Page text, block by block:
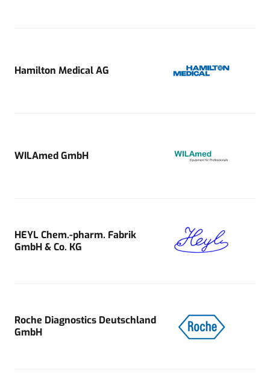
Hamilton Medical AG
WILAmed GmbH
HEYL Chem.-pharm. Fabrik
GmbH & Co. KG
Roche Diagnostics Deutschland
GmbH